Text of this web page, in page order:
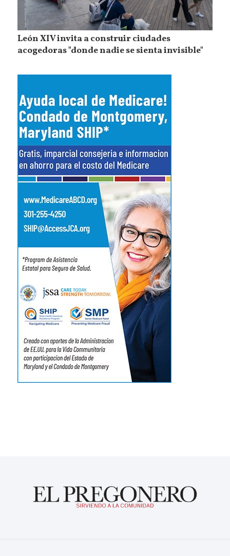
León XIV invita a construir ciudades
acogedoras "donde nadie se sienta invisible"